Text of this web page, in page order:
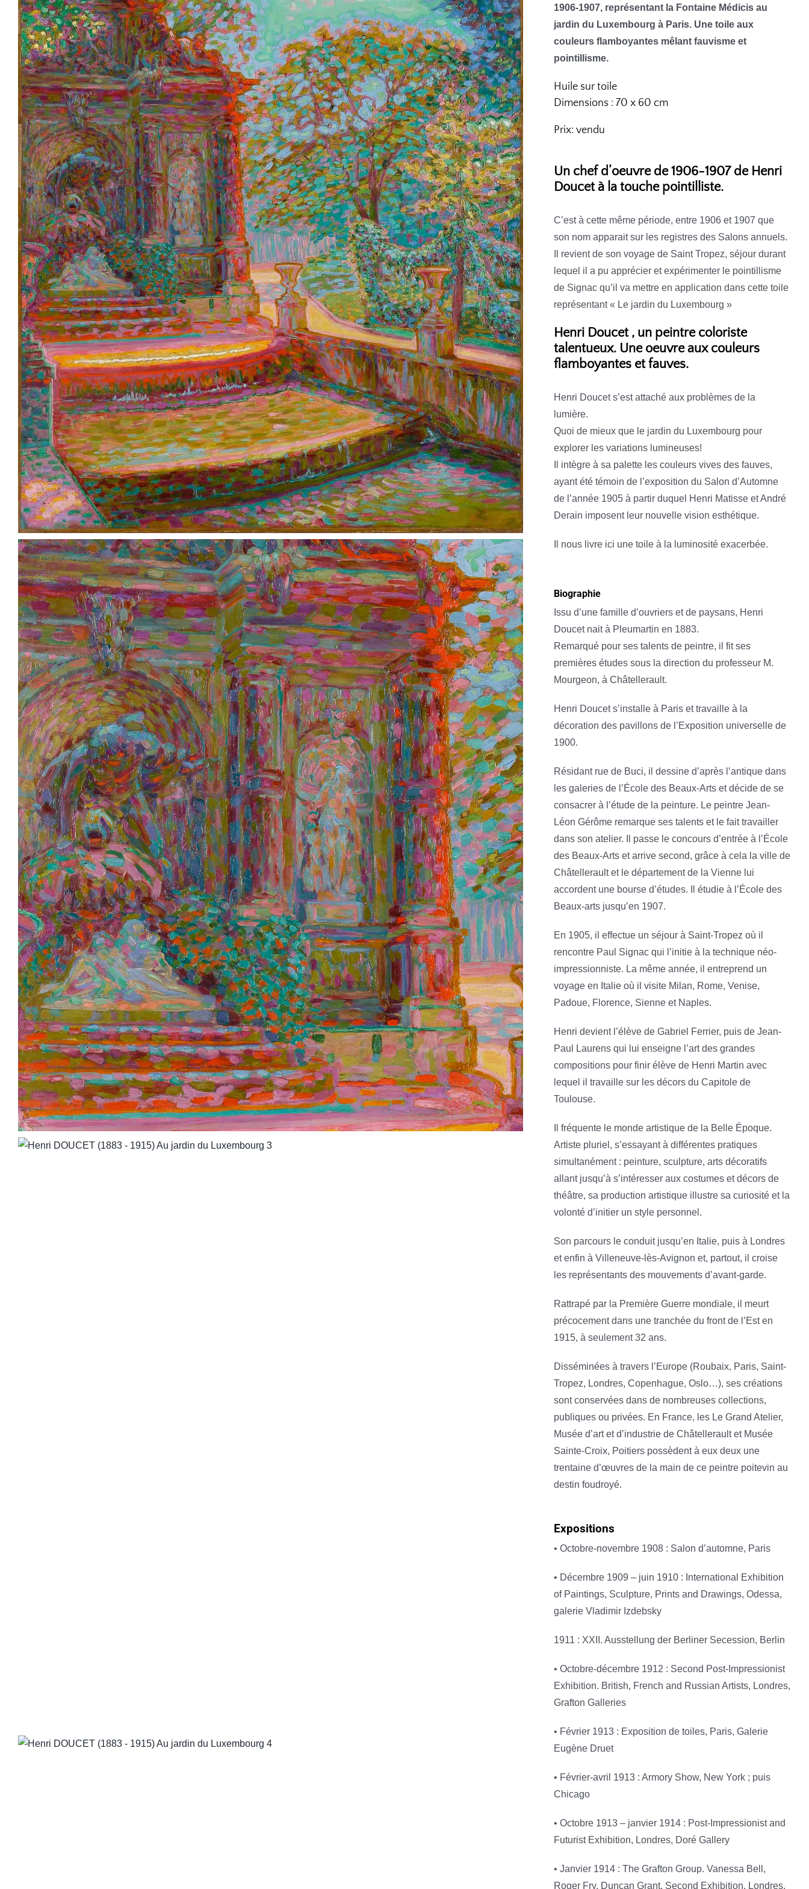
1906-1907, représentant la Fontaine Médicis au
jardin du Luxembourg à Paris. Une toile aux
couleurs flamboyantes mêlant fauvisme et
pointillisme.
Huile sur toile
Dimensions : 70 x 60 cm
Prix: vendu
Un chef d’oeuvre de 1906-1907 de Henri
Doucet à la touche pointilliste.
C’est à cette même période, entre 1906 et 1907 que
son nom apparait sur les registres des Salons annuels.
Il revient de son voyage de Saint Tropez, séjour durant
lequel il a pu apprécier et expérimenter le pointillisme
de Signac qu’il va mettre en application dans cette toile
représentant « Le jardin du Luxembourg »
Henri Doucet , un peintre coloriste
talentueux. Une oeuvre aux couleurs
flamboyantes et fauves.
Henri Doucet s’est attaché aux problèmes de la
lumière.
Quoi de mieux que le jardin du Luxembourg pour
explorer les variations lumineuses!
Il intègre à sa palette les couleurs vives des fauves,
ayant été témoin de l’exposition du Salon d’Automne
de l’année 1905 à partir duquel Henri Matisse et André
Derain imposent leur nouvelle vision esthétique.
Il nous livre ici une toile à la luminosité exacerbée.
Biographie
Issu d’une famille d’ouvriers et de paysans, Henri
Doucet nait à Pleumartin en 1883.
Remarqué pour ses talents de peintre, il fit ses
premières études sous la direction du professeur M.
Mourgeon, à Châtellerault.
Henri Doucet s’installe à Paris et travaille à la
décoration des pavillons de l’Exposition universelle de
1900.
Résidant rue de Buci, il dessine d’après l’antique dans
les galeries de l’École des Beaux-Arts et décide de se
consacrer à l’étude de la peinture. Le peintre Jean-
Léon Gérôme remarque ses talents et le fait travailler
dans son atelier. Il passe le concours d’entrée à l’École
des Beaux-Arts et arrive second, grâce à cela la ville de
Châtellerault et le département de la Vienne lui
accordent une bourse d’études. Il étudie à l’École des
Beaux-arts jusqu’en 1907.
En 1905, il effectue un séjour à Saint-Tropez où il
rencontre Paul Signac qui l’initie à la technique néo-
impressionniste. La même année, il entreprend un
voyage en Italie où il visite Milan, Rome, Venise,
Padoue, Florence, Sienne et Naples.
Henri devient l’élève de Gabriel Ferrier, puis de Jean-
Paul Laurens qui lui enseigne l’art des grandes
compositions pour finir élève de Henri Martin avec
lequel il travaille sur les décors du Capitole de
Toulouse.
Il fréquente le monde artistique de la Belle Époque.
Artiste pluriel, s’essayant à différentes pratiques
simultanément : peinture, sculpture, arts décoratifs
allant jusqu’à s’intéresser aux costumes et décors de
théâtre, sa production artistique illustre sa curiosité et la
volonté d’initier un style personnel.
Son parcours le conduit jusqu’en Italie, puis à Londres
et enfin à Villeneuve-lès-Avignon et, partout, il croise
les représentants des mouvements d’avant-garde.
Rattrapé par la Première Guerre mondiale, il meurt
précocement dans une tranchée du front de l’Est en
1915, à seulement 32 ans.
Disséminées à travers l’Europe (Roubaix, Paris, Saint-
Tropez, Londres, Copenhague, Oslo…), ses créations
sont conservées dans de nombreuses collections,
publiques ou privées. En France, les Le Grand Atelier,
Musée d’art et d’industrie de Châtellerault et Musée
Sainte-Croix, Poitiers possèdent à eux deux une
trentaine d’œuvres de la main de ce peintre poitevin au
destin foudroyé.
Expositions
• Octobre-novembre 1908 : Salon d’automne, Paris
• Décembre 1909 – juin 1910 : International Exhibition
of Paintings, Sculpture, Prints and Drawings, Odessa,
galerie Vladimir Izdebsky
1911 : XXII. Ausstellung der Berliner Secession, Berlin
• Octobre-décembre 1912 : Second Post-Impressionist
Exhibition. British, French and Russian Artists, Londres,
Grafton Galleries
• Février 1913 : Exposition de toiles, Paris, Galerie
Eugène Druet
• Février-avril 1913 : Armory Show, New York ; puis
Chicago
• Octobre 1913 – janvier 1914 : Post-Impressionist and
Futurist Exhibition, Londres, Doré Gallery
• Janvier 1914 : The Grafton Group. Vanessa Bell,
Roger Fry, Duncan Grant. Second Exhibition, Londres,